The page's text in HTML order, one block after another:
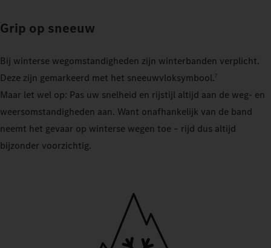
Grip op sneeuw
Bij winterse wegomstandigheden zijn winterbanden verplicht.
Deze zijn gemarkeerd met het sneeuwvloksymbool.7
Maar let wel op: Pas uw snelheid en rijstijl altijd aan de weg- en
weersomstandigheden aan. Want onafhankelijk van de band
neemt het gevaar op winterse wegen toe – rijd dus altijd
bijzonder voorzichtig.